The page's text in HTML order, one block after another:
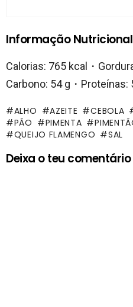
Informação Nutricional
Calorias: 765 kcal・
Carbono: 54 g・Proteínas:
ALHO AZEITE CEBOLA
PÃO
PIMENTA
QUEIJO FLAMENGO
SAL
Deixa o teu